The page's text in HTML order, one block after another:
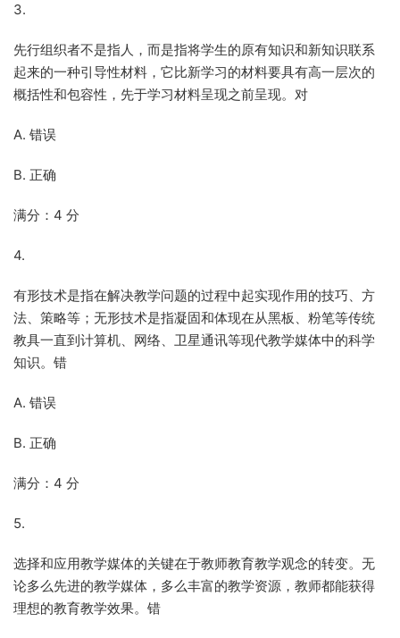
3.
先行组织者不是指人，而是指将学生的原有知识和新知识联系
起来的一种引导性材料，它比新学习的材料要具有高一层次的
概括性和包容性，先于学习材料呈现之前呈现。对
A. 错误
B. 正确
满分：4 分
4.
有形技术是指在解决教学问题的过程中起实现作用的技巧、方
法、策略等；无形技术是指凝固和体现在从黑板、粉笔等传统
教具一直到计算机、网络、卫星通讯等现代教学媒体中的科学
知识。错
A. 错误
B. 正确
满分：4 分
5.
选择和应用教学媒体的关键在于教师教育教学观念的转变。无
论多么先进的教学媒体，多么丰富的教学资源，教师都能获得
理想的教育教学效果。错